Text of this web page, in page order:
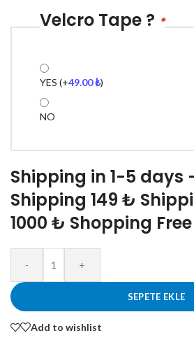
Velcro Tape ? *
YES (+49.00₺)
NO
Shipping in 1-5 days
Shipping 149 ₺
1000 ₺ Shopping
- +
SEPETE EKLE
Add to wishlist